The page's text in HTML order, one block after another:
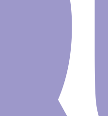
Preço: